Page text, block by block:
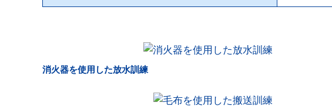
消火器を使用した放水訓練